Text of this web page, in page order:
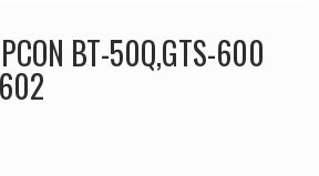
BT-50Q,GTS-600